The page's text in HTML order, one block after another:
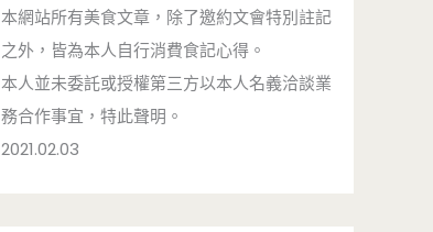
本網站所有美食文章，除了邀約文會特別註記
之外，皆為本人自行消費食記心得。
本人並未委託或授權第三方以本人名義洽談業
務合作事宜，特此聲明。
2021.02.03